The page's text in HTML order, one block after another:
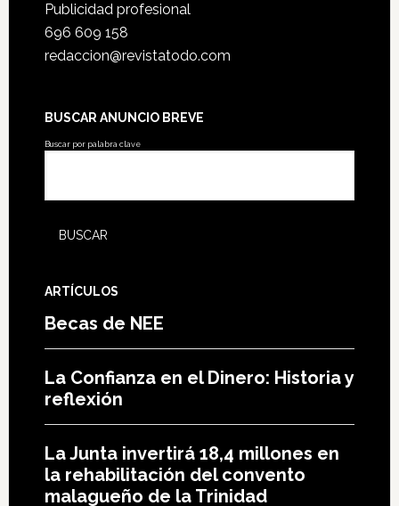
Publicidad profesional
696 609 158
redaccion@revistatodo.com
BUSCAR ANUNCIO BREVE
Buscar por palabra clave
ARTÍCULOS
Becas de NEE
La Confianza en el Dinero: Historia y
reflexión
La Junta invertirá 18,4 millones en
la rehabilitación del convento
malagueño de la Trinidad